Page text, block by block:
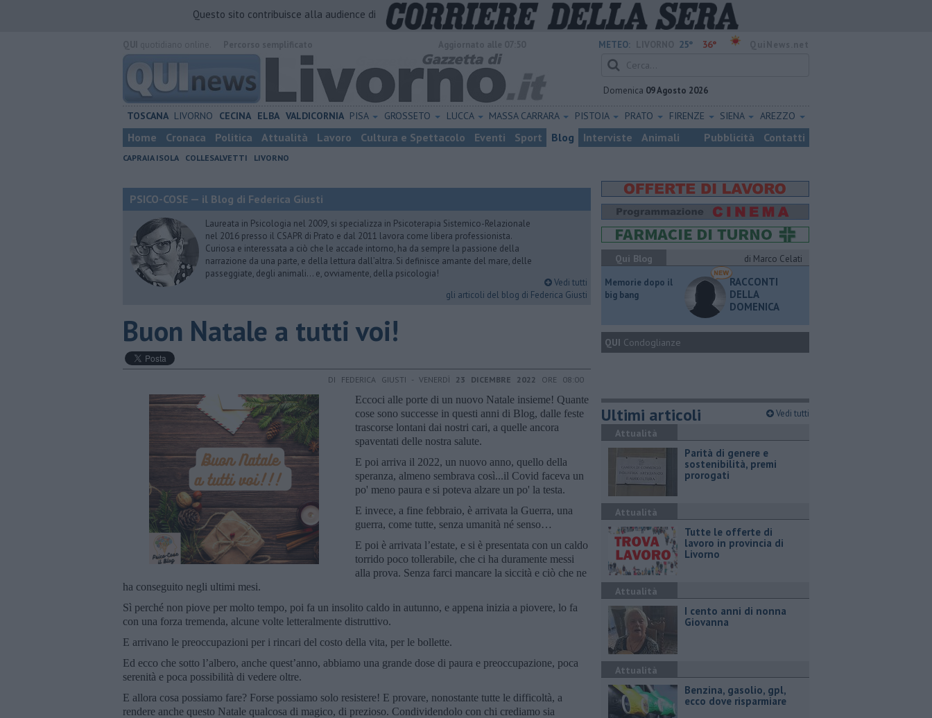
Questo sito contribuisce alla audience di
METEO: 25° 36°
Domenica 09 Agosto 2026
TOSCANA LIVORNO CECINA ELBA VALDICORNIA PISA GROSSETO LUCCA MASSA CARRARA PISTOIA PRATO FIRENZE SIENA AREZZO
Home Cronaca Politica Attualità Lavoro Cultura e Spettacolo Eventi Sport Blog Interviste Animali Pubblicità Contatti
CAPRAIA ISOLA COLLESALVETTI LIVORNO
PSICO-COSE — il Blog di Federica Giusti
Laureata in Psicologia nel 2009, si specializza in Psicoterapia Sistemico-Relazionale
nel 2016 presso il CSAPR di Prato e dal 2011 lavora come libera professionista.
Curiosa e interessata a ciò che le accade intorno, ha da sempre la passione della
narrazione da una parte, e della lettura dall’altra. Si definisce amante del mare, delle
passeggiate, degli animali… e, ovviamente, della psicologia!
Vedi tutti
gli articoli del blog di Federica Giusti
​Buon Natale a tutti voi!
DI FEDERICA GIUSTI - VENERDÌ 23 DICEMBRE 2022 ORE 08:00
Eccoci alle porte di un nuovo Natale insieme! Quante
cose sono successe in questi anni di Blog, dalle feste
trascorse lontani dai nostri cari, a quelle ancora
spaventati delle nostra salute.
E poi arriva il 2022, un nuovo anno, quello della
speranza, almeno sembrava così...il Covid faceva un
po' meno paura e si poteva alzare un po' la testa.
E invece, a fine febbraio, è arrivata la Guerra, una
guerra, come tutte, senza umanità né senso…
E poi è arrivata l’estate, e si è presentata con un caldo
torrido poco tollerabile, che ci ha duramente messi
alla prova. Senza farci mancare la siccità e ciò che ne
ha conseguito negli ultimi mesi.
Sì perché non piove per molto tempo, poi fa un insolito caldo in autunno, e appena inizia a piovere, lo fa
con una forza tremenda, alcune volte letteralmente distruttivo.
E arrivano le preoccupazioni per i rincari del costo della vita, per le bollette.
Ed ecco che sotto l’albero, anche quest’anno, abbiamo una grande dose di paura e preoccupazione, poca
serenità e poca possibilità di vedere oltre.
E allora cosa possiamo fare? Forse possiamo solo resistere! E provare, nonostante tutte le difficoltà, a
rendere anche questo Natale qualcosa di magico, di prezioso. Condividendolo con chi crediamo sia
Qui Blog
di Marco Celati
Memorie dopo il
big bang
RACCONTI
DELLA
DOMENICA
QUI Condoglianze
Ultimi articoli Vedi tutti
Attualità
Parità di genere e
sostenibilità, premi
prorogati
Attualità
​Tutte le offerte di
lavoro in provincia di
Livorno
Attualità
I cento anni di nonna
Giovanna
Attualità
​Benzina, gasolio, gpl,
ecco dove risparmiare